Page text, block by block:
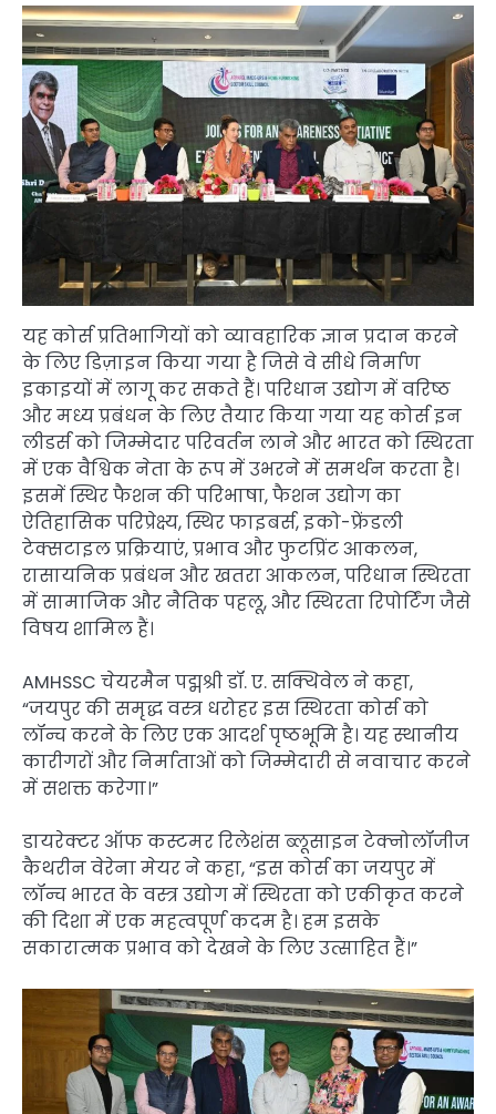
यह कोर्स प्रतिभागियों को व्यावहारिक ज्ञान प्रदान करने
के लिए डिज़ाइन किया गया है जिसे वे सीधे निर्माण
इकाइयों में लागू कर सकते हैं। परिधान उद्योग में वरिष्ठ
और मध्य प्रबंधन के लिए तैयार किया गया यह कोर्स इन
लीडर्स को जिम्मेदार परिवर्तन लाने और भारत को स्थिरता
में एक वैश्विक नेता के रूप में उभरने में समर्थन करता है।
इसमें स्थिर फैशन की परिभाषा, फैशन उद्योग का
ऐतिहासिक परिप्रेक्ष्य, स्थिर फाइबर्स, इको-फ्रेंडली
टेक्सटाइल प्रक्रियाएं, प्रभाव और फुटप्रिंट आकलन,
रासायनिक प्रबंधन और खतरा आकलन, परिधान स्थिरता
में सामाजिक और नैतिक पहलू, और स्थिरता रिपोर्टिंग जैसे
विषय शामिल हैं।
AMHSSC चेयरमैन पद्मश्री डॉ. ए. सक्थिवेल ने कहा,
“जयपुर की समृद्ध वस्त्र धरोहर इस स्थिरता कोर्स को
लॉन्च करने के लिए एक आदर्श पृष्ठभूमि है। यह स्थानीय
कारीगरों और निर्माताओं को जिम्मेदारी से नवाचार करने
में सशक्त करेगा।”
डायरेक्टर ऑफ कस्टमर रिलेशंस ब्लूसाइन टेक्नोलॉजीज
कैथरीन वेरेना मेयर ने कहा, “इस कोर्स का जयपुर में
लॉन्च भारत के वस्त्र उद्योग में स्थिरता को एकीकृत करने
की दिशा में एक महत्वपूर्ण कदम है। हम इसके
सकारात्मक प्रभाव को देखने के लिए उत्साहित हैं।”